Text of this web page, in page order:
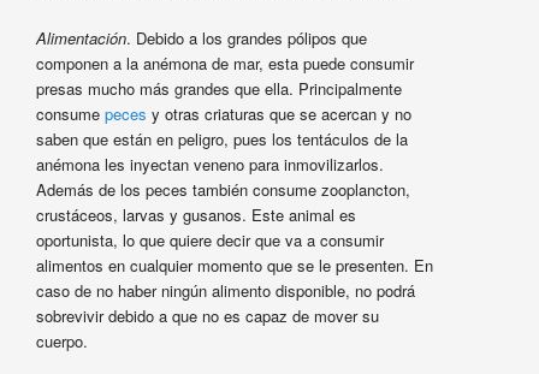
Alimentación. Debido a los grandes pólipos que
componen a la anémona de mar, esta puede consumir
presas mucho más grandes que ella. Principalmente
consume peces y otras criaturas que se acercan y no
saben que están en peligro, pues los tentáculos de la
anémona les inyectan veneno para inmovilizarlos.
Además de los peces también consume zooplancton,
crustáceos, larvas y gusanos. Este animal es
oportunista, lo que quiere decir que va a consumir
alimentos en cualquier momento que se le presenten. En
caso de no haber ningún alimento disponible, no podrá
sobrevivir debido a que no es capaz de mover su
cuerpo.